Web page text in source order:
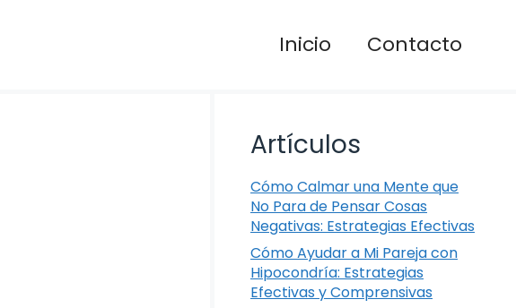
Inicio Contacto
Artículos
Cómo Calmar una Mente que
No Para de Pensar Cosas
Negativas: Estrategias Efectivas
Cómo Ayudar a Mi Pareja con
Hipocondría: Estrategias
Efectivas y Comprensivas